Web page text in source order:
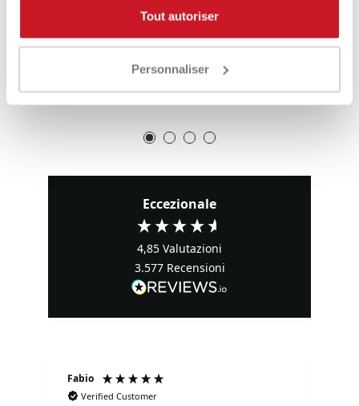
Tout autoriser
Personnaliser
Dos Noir, Citron Vert
55,97 €
Dos Noir, Orange
Eccezionale
4,85 Valutazioni
3.577 Recensioni
Fabio
Verified Customer